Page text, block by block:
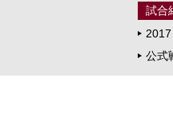
試合
2017
公式